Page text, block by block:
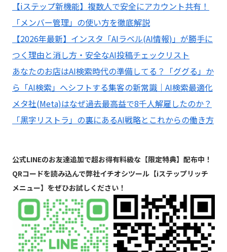
【iステップ新機能】複数人で安全にアカウント共有！
「メンバー管理」の使い方を徹底解説
【2026年最新】インスタ「AIラベル(AI情報)」が勝手に
つく理由と消し方・安全なAI投稿チェックリスト
あなたのお店はAI検索時代の準備してる？「ググる」か
ら「AI検索」へシフトする集客の新常識｜AI検索最適化
メタ社(Meta)はなぜ過去最高益で8千人解雇したのか？
「黒字リストラ」の裏にあるAI戦略とこれからの働き方
公式LINEのお友達追加で超お得有料級な【限定特典】配布中！
QRコードを読み込んで弊社イチオシツール【iステップリッチ
メニュー】をぜひお試しください！